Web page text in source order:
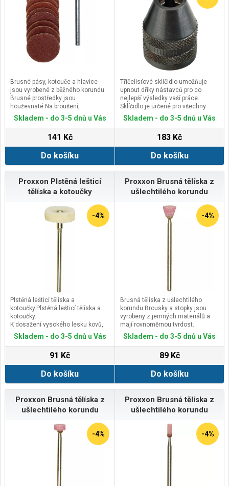
Brusné pásy, kotouče a hlavice
jsou vyrobené z běžného korundu.
Brusné prostředky jsou
houževnaté Na broušení,
vyhlazování a leštění
temperovaných litin, šedých litin,
ušlechtilé oceli, barevných kovů,
na dřevo střední a pro plasty nízké
otáčky.
Stopka Ø 3mm.Hrubost 120 a
dřevo.
Skladem - do 3-5 dnů u Vás
141 Kč
Do košíku
Tříčelisťové sklíčidlo umožňuje
upnout dříky nástavců pro co
nejlepší výsledky vaší práce.
Sklíčidlo je určené pro všechny
ruční přístroje MICROMOT, vyjma
těchto nástrojů:gravírky GG 12,
vrtací brusky IBS/E, vrtací brusky s
dlouhým krkem LBS/E a kapesní
vrtačkou COLT 2).
Rozsah upínání sklíčidla je 0,3 –
Sklíčidla umožňují komfortnější a
rychlejší výměnu používaných
nástrojů různých velikostí stopek
(např.
HSS – vrtáků dle DIN 338).
Skladem - do 3-5 dnů u Vás
183 Kč
Do košíku
Proxxon Plstěná lešticí
tělíska a kotoučky
-4%
Plstěná lešticí tělíska a
kotoučky.Plstěná lešticí tělíska a
kotoučky.
K dosažení vysokého lesku kovů,
zlata, stříbra, neželezných kovů,
mosazi, hliníku za použití lešticí
Vhodné též na dokončovací práce
při výrobě nástrojů a forem.
Doporučené nízké otáčky zabraňují
spálení obrobku a zničení nástroje.
Skladem - do 3-5 dnů u Vás
91 Kč
Do košíku
Proxxon Brusná tělíska z
ušlechtilého korundu
-4%
Brusná tělíska z ušlechtilého
korundu Brousky a stopky jsou
vyrobeny z jemných materiálů a
mají rovnoměrnou tvrdost.
Různé tvary pro širokou oblast
použití.
obrobků, jako jsou železné litiny,
ocelové litiny, temperované litiny,
legované a šlechtěné oceli.
Rozměrově přesné stopky zajišťují
přesný vystředěný běh.
Skladem - do 3-5 dnů u Vás
89 Kč
Do košíku
Proxxon Brusná tělíska z
ušlechtilého korundu
-4%
Proxxon Brusná tělíska z
ušlechtilého korundu
-4%